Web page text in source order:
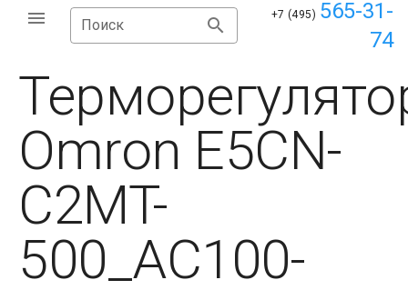
Поиск
+7 (495) 565-31-
74
Omron E5CN-
C2MT-
500_AC100-